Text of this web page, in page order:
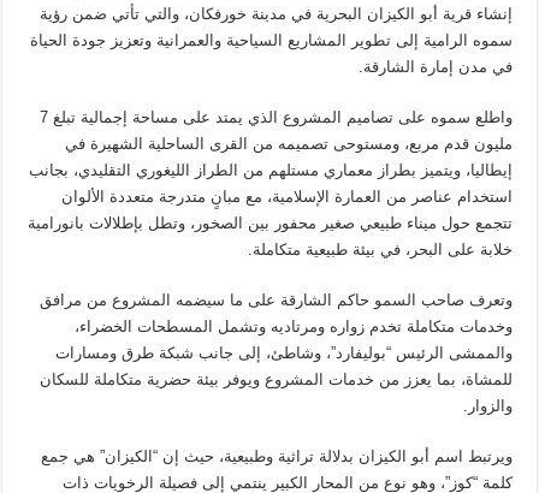
إنشاء قرية أبو الكيزان البحرية في مدينة خورفكان، والتي تأتي ضمن رؤية
سموه الرامية إلى تطوير المشاريع السياحية والعمرانية وتعزيز جودة الحياة
في مدن إمارة الشارقة.
واطلع سموه على تصاميم المشروع الذي يمتد على مساحة إجمالية تبلغ 7
مليون قدم مربع، ومستوحى تصميمه من القرى الساحلية الشهيرة في
إيطاليا، ويتميز بطراز معماري مستلهم من الطراز الليغوري التقليدي، بجانب
استخدام عناصر من العمارة الإسلامية، مع مبانٍ متدرجة متعددة الألوان
تتجمع حول ميناء طبيعي صغير محفور بين الصخور، وتطل بإطلالات بانورامية
خلابة على البحر، في بيئة طبيعية متكاملة.
وتعرف صاحب السمو حاكم الشارقة على ما سيضمه المشروع من مرافق
وخدمات متكاملة تخدم زواره ومرتاديه وتشمل المسطحات الخضراء،
والممشى الرئيس “بوليفارد”، وشاطئ، إلى جانب شبكة طرق ومسارات
للمشاة، بما يعزز من خدمات المشروع ويوفر بيئة حضرية متكاملة للسكان
والزوار.
ويرتبط اسم أبو الكيزان بدلالة تراثية وطبيعية، حيث إن “الكيزان” هي جمع
كلمة “كوز”، وهو نوع من المحار الكبير ينتمي إلى فصيلة الرخويات ذات